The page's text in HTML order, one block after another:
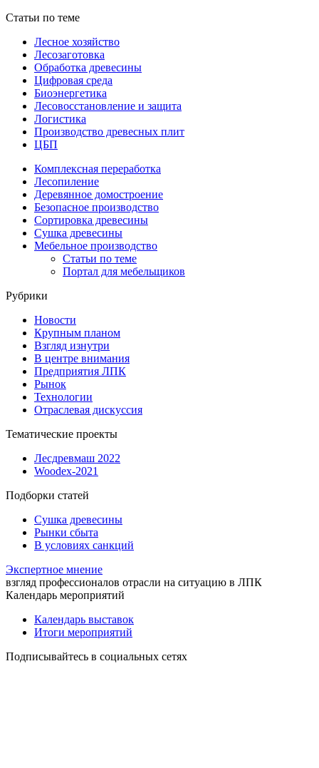
Статьи по теме
Лесное хозяйство
Лесозаготовка
Обработка древесины
Цифровая среда
Биоэнергетика
Лесовосстановление и защита
Логистика
Производство древесных плит
ЦБП
Комплексная переработка
Лесопиление
Деревянное домостроение
Безопасное производство
Сортировка древесины
Сушка древесины
Мебельное производство
Статьи по теме
Портал для мебельщиков
Рубрики
Новости
Крупным планом
Взгляд изнутри
В центре внимания
Предприятия ЛПК
Рынок
Технологии
Отраслевая дискуссия
Тематические проекты
Лесдревмаш 2022
Woodex-2021
Подборки статей
Сушка древесины
Рынки сбыта
В условиях санкций
Экспертное мнение
взгляд профессионалов отрасли на ситуацию в ЛПК
Календарь мероприятий
Календарь выставок
Итоги мероприятий
Подписывайтесь в социальных сетях